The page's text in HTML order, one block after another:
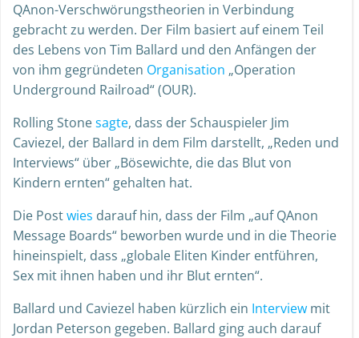
QAnon-Verschwörungstheorien in Verbindung
gebracht zu werden. Der Film basiert auf einem Teil
des Lebens von Tim Ballard und den Anfängen der
von ihm gegründeten Organisation „Operation
Underground Railroad“ (OUR).
Rolling Stonesagte, dass der Schauspieler Jim
Caviezel, der Ballard in dem Film darstellt, „Reden und
Interviews“ über „Bösewichte, die das Blut von
Kindern ernten“ gehalten hat.
Die Postwies darauf hin, dass der Film „auf QAnon
Message Boards“ beworben wurde und in die Theorie
hineinspielt, dass „globale Eliten Kinder entführen,
Sex mit ihnen haben und ihr Blut ernten“.
Ballard und Caviezel haben kürzlich ein Interview mit
Jordan Peterson gegeben. Ballard ging auch darauf